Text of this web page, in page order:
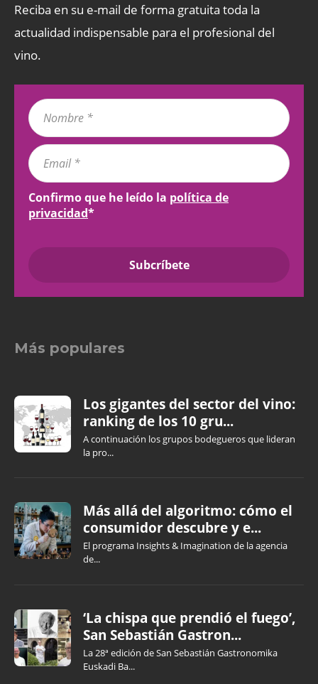
Reciba en su e-mail de forma gratuita toda la
actualidad indispensable para el profesional del
vino.
Confirmo que he leído la política de
privacidad*
Más populares
Los gigantes del sector del vino:
ranking de los 10 gru...
A continuación los grupos bodegueros que lideran
la pro...
Más allá del algoritmo: cómo el
consumidor descubre y e...
El programa Insights & Imagination de la agencia
de...
‘La chispa que prendió el fuego’,
San Sebastián Gastron...
La 28ª edición de San Sebastián Gastronomika
Euskadi Ba...